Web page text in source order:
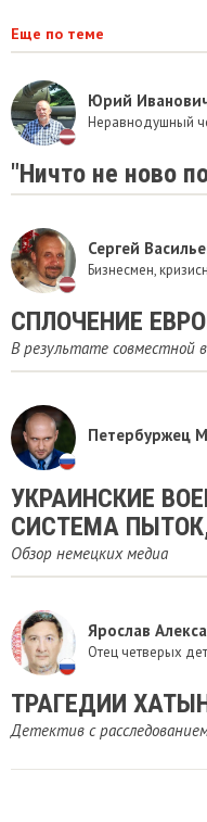
Еще по теме
Юрий
Неравнодушный
"Ничто не ново
Сергей
Бизнесмен,
СПЛОЧЕНИЕ
В результате совместной
Петербуржец
УКРАИНСКИЕ
СИСТЕМА
Обзор немецких медиа
Ярослав
Отец четверых
ТРАГЕДИИ
Детектив с